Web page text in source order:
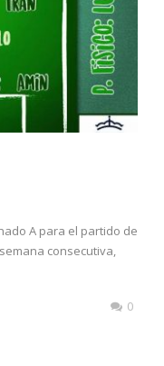
A para el partido de
consecutiva,
0